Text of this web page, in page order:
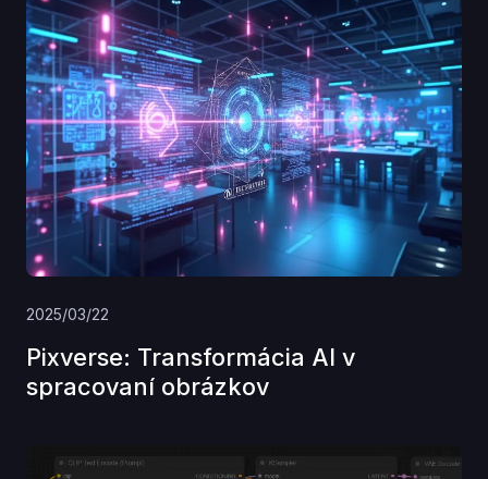
2025/03/22
Pixverse: Transformácia AI v
spracovaní obrázkov